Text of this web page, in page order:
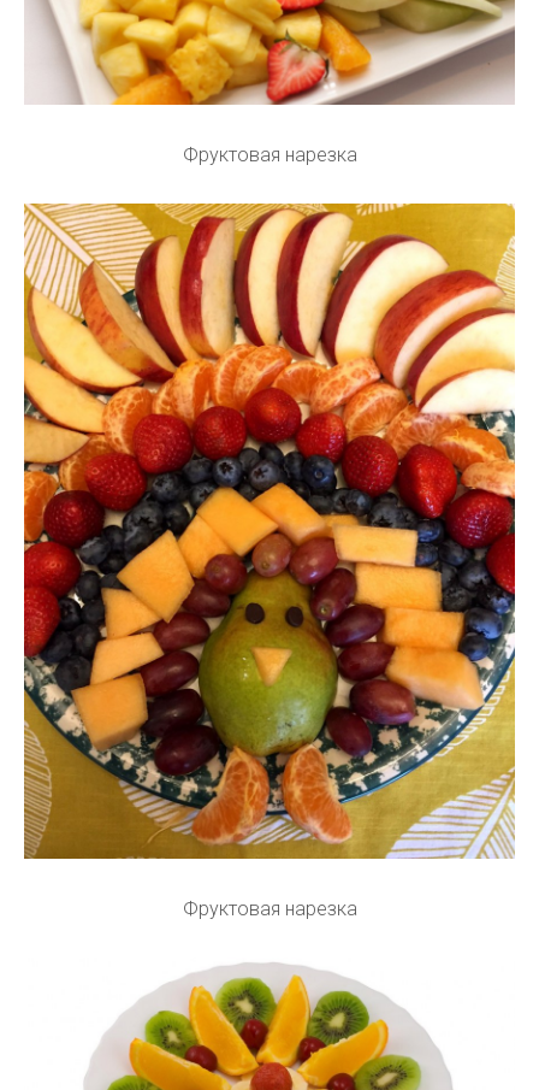
Фруктовая нарезка
Фруктовая нарезка